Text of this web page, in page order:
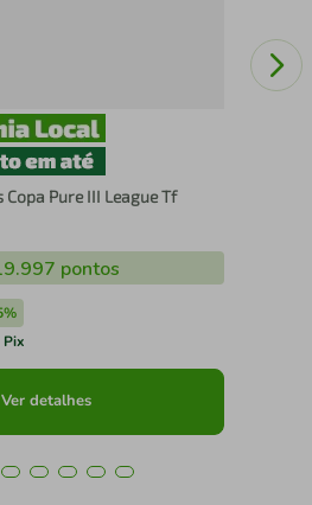
Copa Pure III League Tf
pontos
Ver detalhes